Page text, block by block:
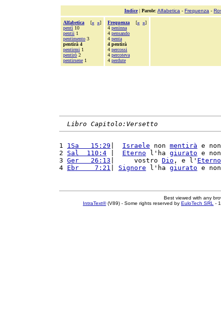
Indice| Parole: Alfabetica - Frequenza -
Alfabetica [« »]
pentì 10
pentii 1
pentimento 3
pentirà 4
pentirmi 1
pentirò 2
pentirsene 1
Frequenza [« »]
4 peninna
4 pensando
4 penta
4 pentirà
4 percossi
4 percoteva
4 perdute
Libro Capitolo:Versetto
1 1Sa   15:29 Israele non mentirà e
2 Sal  110:4 Eterno l'ha giurato e
3 Ger   26:13 |     vostro Dio , e l' Eterno
4 Ebr    7:21 Signore l'ha giurato e
Best viewed with any
IntraText®(V89) - Some rights reserved by EuloTech SRL -